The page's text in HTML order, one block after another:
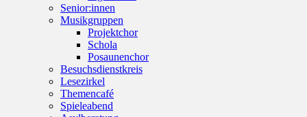
Senior:innen
Musikgruppen
Projektchor
Schola
Posaunenchor
Besuchsdienstkreis
Lesezirkel
Themencafé
Spieleabend